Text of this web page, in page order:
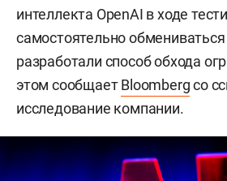
интеллекта OpenAI в ходе
самостоятельно
разработали способ обхода
этом сообщаетBloombergсо
исследование компании.